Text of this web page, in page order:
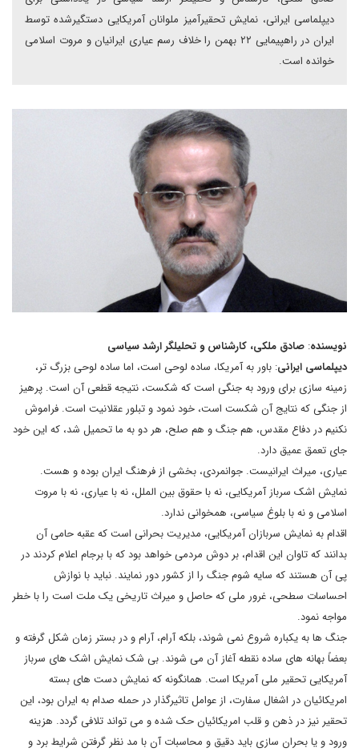
دیپلماسی ایرانی، نمایش تحقیرآمیز ملوانان آمریکایی دستگیرشده توسط
ایران در راهپیمایی ۲۲ بهمن را خلاف رسم عیاری ایرانیان و مروت اسلامی
خوانده است.
نویسنده: صادق ملکی، کارشناس و تحلیلگر ارشد سیاسی
دیپلماسی ایرانی: باور به آمریکا، ساده لوحی است، اما ساده لوحی بزرگ تر،
زمینه سازی برای ورود به جنگی است که شکست، نتیجه قطعی آن است. پرهیز
از جنگی که نتایج آن شکست است، خود نمود و تبلور عقلانیت است. فراموش
نکنیم در دفاع مقدس، هم جنگ و هم صلح، هر دو به ما تحمیل شد، که این خود
جای تعمق عمیق دارد.
عیاری، میراث ایرانیست. جوانمردی، بخشی از فرهنگ ایران بوده و هست.
نمایش اشک سرباز آمریکایی، نه با حقوق بین الملل، نه با عیاری، نه با مروت
اسلامی و نه با بلوغ سیاسی، همخوانی ندارد.
اقدام به نمایش سربازان آمریکایی، مدیریت بحرانی است که عقبه حامی آن
بدانند که تاوان این اقدام، بر دوش مردمی خواهد بود که با برجام اعلام کردند در
پی آن هستند که سایه شوم جنگ را از کشور دور نمایند. نباید با نوازش
احساسات سطحی، غرور ملی که حاصل و میراث تاریخی یک ملت است را با خطر
مواجه نمود.
جنگ ها به یکباره شروع نمی شوند، بلکه آرام، آرام و در بستر زمان شکل گرفته و
بعضاً بهانه های ساده نقطه آغاز آن می شوند. بی شک نمایش اشک های سرباز
آمریکایی تحقیر ملی آمریکا است. همانگونه که نمایش دست های بسته
امریکائیان در اشغال سفارت، از عوامل تاثیرگذار در حمله صدام به ایران بود، این
تحقیر نیز در ذهن و قلب امریکائیان حک شده و می تواند تلافی گردد. هزینه
ورود و یا بحران سازی باید دقیق و محاسبات آن با مد نظر گرفتن شرایط برد و